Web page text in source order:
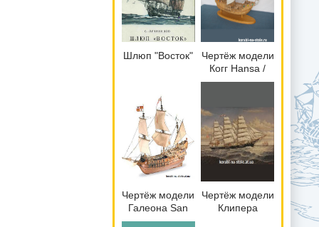
Шлюп "Восток"
Чертёж модели
Когг Hansa /
Ганзейский
историческая
справка
Чертёж модели
Галеона San
Francisco /
Чертёж модели
Клипера